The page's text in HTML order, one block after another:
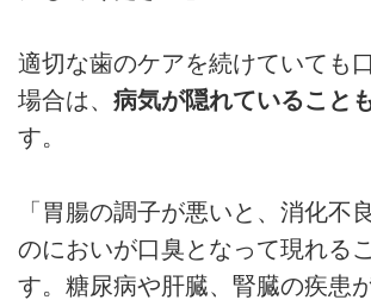
適切な歯のケアを続けていても
場合は、 病気が隠れていること
す。
「胃腸の調子が悪いと、消化不
のにおいが口臭となって現れる
す。糖尿病や肝臓、腎臓の疾患